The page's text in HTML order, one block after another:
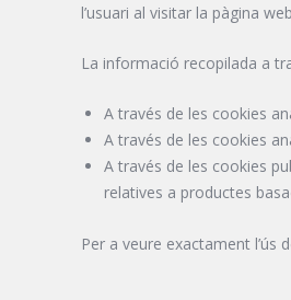
l’usuari al visitar la pàgina
La informació recopilada a
A través de les cookies
A través de les cookies
A través de les cookies
relatives a productes
Per a veure exactament l’ús